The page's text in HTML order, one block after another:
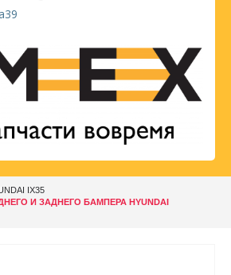
IX35
И ЗАДНЕГО БАМПЕРА HYUNDAI